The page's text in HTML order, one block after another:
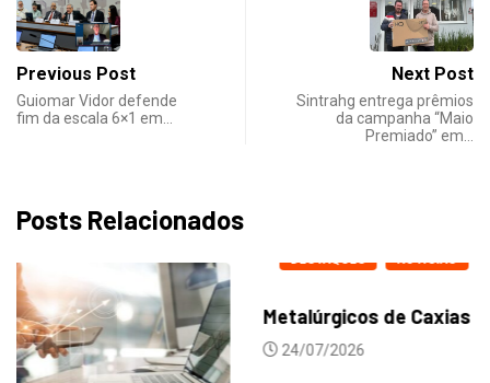
Previous Post
Guiomar Vidor defende
fim da escala 6×1 em…
Next Post
Sintrahg entrega prêmios
da campanha “Maio
Premiado” em…
Posts Relacionados
NOTICIAS
Metalúrgicos de Caxias do Sul aprovam reajuste...
24/07/2026